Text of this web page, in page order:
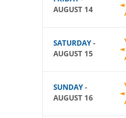
AUGUST 14
SATURDAY-
AUGUST 15
SUNDAY-
AUGUST 16